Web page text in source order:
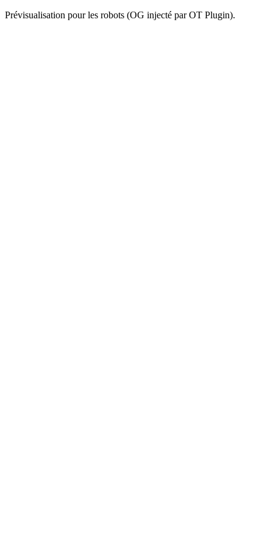
Prévisualisation pour les robots (OG injecté par OT Plugin).